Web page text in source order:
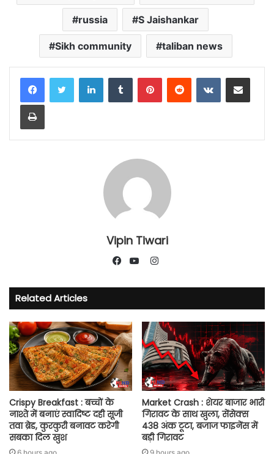
russia S Jaishankar
Sikh community taliban news
LinkedInTumblr PinterestReddit VKontakteShare via Email
Print
Vipin Tiwari
Instagram
Related Articles
Crispy Breakfast : बच्चों के
नाश्ते में बनाएं स्वादिष्ट दही सूजी
तवा ब्रेड, कुरकुरी बनावट करेगी
सबका दिल खुश
Market Crash : शेयर बाजार भारी
गिरावट के साथ खुला, सेंसेक्स
438 अंक टूटा, बजाज फाइनेंस में
बड़ी गिरावट